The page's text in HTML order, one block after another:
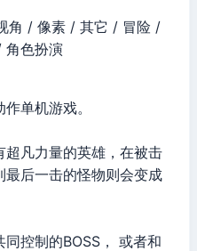
角 / 像素 / 其它 / 冒险 /
色扮演
单机游戏。
凡力量的英雄，在被击
最后一击的怪物则会变成
控制的BOSS， 或者和